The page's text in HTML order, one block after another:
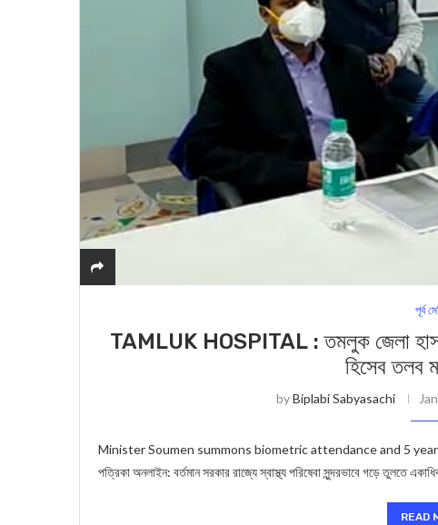
পূর্ব
TAMLUK HOSPITAL : তমলুক জেল‍া
হিসেব তলব
byBiplabi Sabyasachi
Minister Soumen summons biometric attendance and 5 years
পত্রিকা অনলাইন: বর্তমান সরকার রাজ্যে স্বাস্থ্য পরিষেবা সুন্দরভাবে গড়ে তুলতে
READ